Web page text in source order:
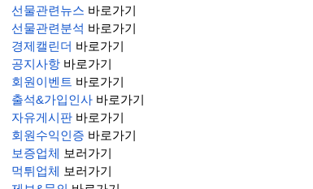
선물관련뉴스 바로가기
선물관련분석 바로가기
경제캘린더 바로가기
공지사항 바로가기
회원이벤트 바로가기
출석&가입인사 바로가기
자유게시판 바로가기
회원수익인증 바로가기
보증업체
보러가기
먹튀업체
보러가기